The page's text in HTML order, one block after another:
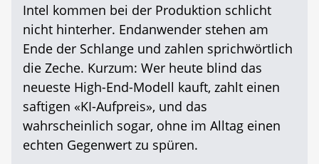
Intel kommen bei der Produktion schlicht
nicht hinterher. Endanwender stehen am
Ende der Schlange und zahlen sprichwörtlich
die Zeche. Kurzum: Wer heute blind das
neueste High-End-Modell kauft, zahlt einen
saftigen «KI-Aufpreis», und das
wahrscheinlich sogar, ohne im Alltag einen
echten Gegenwert zu spüren.